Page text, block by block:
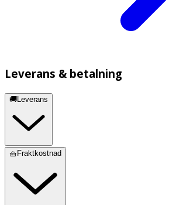
Leverans & betalning
🚚Leverans
🧺Fraktkostnad